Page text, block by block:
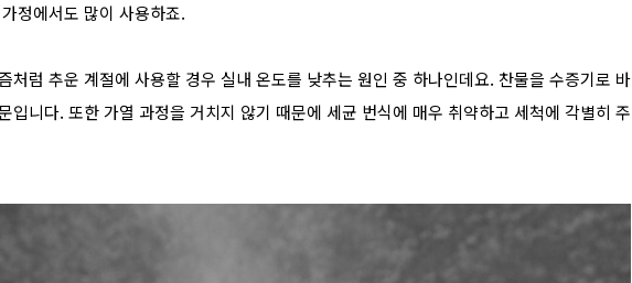
정에서도 많이 사용하죠.
처럼 추운 계절에 사용할 경우 실내 온도를 낮추는 원인 중 하나인데요. 찬물을 수증기로 바
입니다. 또한가열 과정을 거치지 않기 때문에 세균 번식에 매우 취약하고 세척에 각별히 주